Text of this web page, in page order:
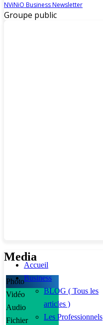
NViNiO Business Newsletter
Groupe public
Media
Photo
Vidéo
Audio
Fichier
Accueil
Business
BLOG ( Tous les
articles )
Les Professionnels